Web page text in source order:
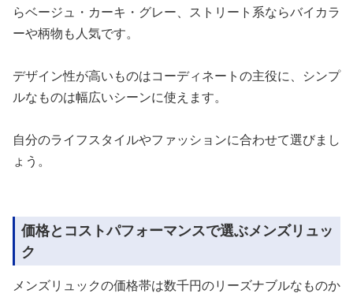
らベージュ・カーキ・グレー、ストリート系ならバイカラ
ーや柄物も人気です。
デザイン性が高いものはコーディネートの主役に、シンプ
ルなものは幅広いシーンに使えます。
自分のライフスタイルやファッションに合わせて選びまし
ょう。
価格とコストパフォーマンスで選ぶメンズリュッ
ク
メンズリュックの価格帯は数千円のリーズナブルなものか